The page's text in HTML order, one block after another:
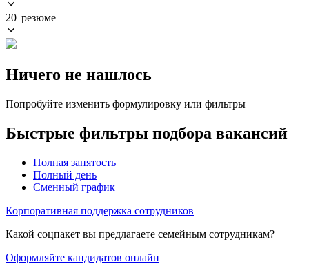
20 резюме
Ничего не нашлось
Попробуйте изменить формулировку или фильтры
Быстрые фильтры подбора вакансий
Полная занятость
Полный день
Сменный график
Корпоративная поддержка сотрудников
Какой соцпакет вы предлагаете семейным сотрудникам?
Оформляйте кандидатов онлайн